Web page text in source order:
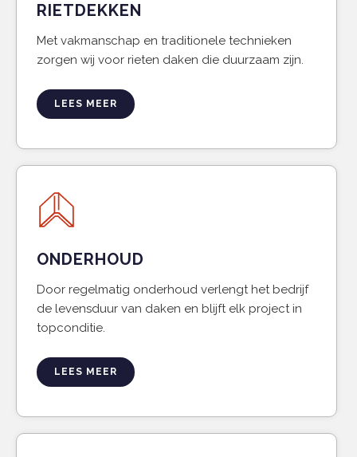
RIETDEKKEN
Met vakmanschap en traditionele technieken
zorgen wij voor rieten daken die duurzaam zijn.
LEES MEER
ONDERHOUD
Door regelmatig onderhoud verlengt het bedrijf
de levensduur van daken en blijft elk project in
topconditie.
LEES MEER